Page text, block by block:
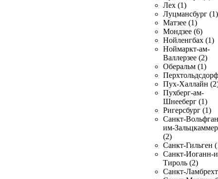
Лех (1)
Луцмансбург (1)
Матзее (1)
Мондзее (6)
Нойленгбах (1)
Ноймаркт-ам-
Валлерзее (2)
Оберальм (1)
Пух-Халлайн
Пухберг-ам-
Шнееберг (1)
Ригерсбург (1)
Санкт-
им-
(2)
Санкт-Гильген
Санкт-Иоганн-
Тироль (2)
Санкт-